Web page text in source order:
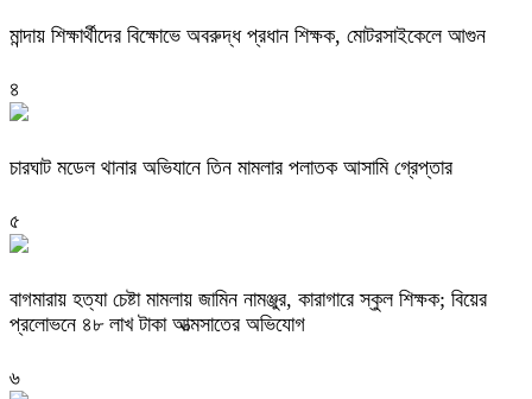
মান্দায় শিক্ষার্থীদের বিক্ষোভে অবরুদ্ধ প্রধান শিক্ষক, মোটরসাইকেলে আগুন
৪
চারঘাট মডেল থানার অভিযানে তিন মামলার পলাতক আসামি গ্রেপ্তার
৫
বাগমারায় হত্যা চেষ্টা মামলায় জামিন নামঞ্জুর, কারাগারে স্কুল শিক্ষক; বিয়ের
প্রলোভনে ৪৮ লাখ টাকা আত্মসাতের অভিযোগ
৬